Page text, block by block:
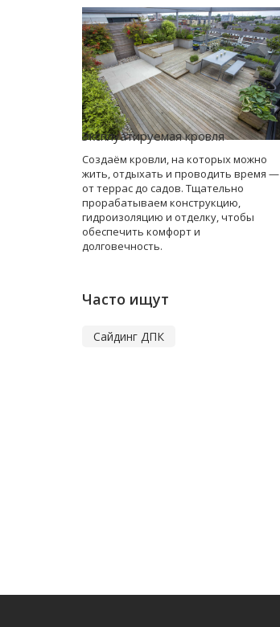
Эксплуатируемая кровля
Создаём кровли, на которых можно
жить, отдыхать и проводить время —
от террас до садов. Тщательно
прорабатываем конструкцию,
гидроизоляцию и отделку, чтобы
обеспечить комфорт и
долговечность.
Часто ищут
Сайдинг ДПК